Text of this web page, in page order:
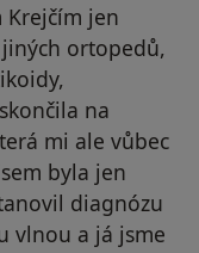
jen
ortopedů,
na
mi ale vůbec
byla jen
diagnózu
vlnou a já jsme